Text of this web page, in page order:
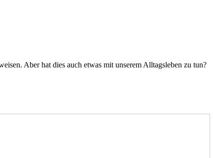
Aber hat dies auch etwas mit unserem Alltagsleben zu tun?